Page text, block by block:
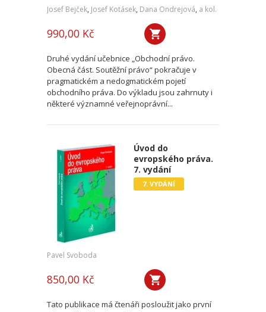
Josef Bejček, Josef Kotásek, Dana Ondrejová, a kol.
990,00 Kč
Druhé vydání učebnice „Obchodní právo.
Obecná část. Soutěžní právo“ pokračuje v
pragmatickém a nedogmatickém pojetí
obchodního práva. Do výkladu jsou zahrnuty i
některé významné veřejnoprávní...
Úvod do
evropského práva.
7. vydání
7. VYDÁNÍ
Pavel Svoboda
850,00 Kč
Tato publikace má čtenáři posloužit jako první